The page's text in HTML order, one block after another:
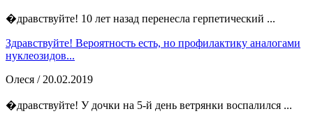
�дравствуйте! 10 лет назад перенесла герпетический ...
Здравствуйте! Вероятность есть, но профилактику аналогами
нуклеозидов...
Олеся / 20.02.2019
�дравствуйте! У дочки на 5-й день ветрянки воспалился ...